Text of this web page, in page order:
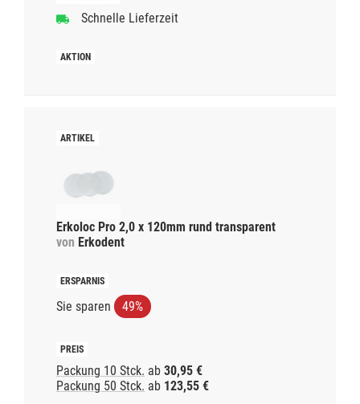
Schnelle Lieferzeit
Erkoloc Pro 2,0 x 120mm rund transparent
von Erkodent
Sie sparen 49%
Packung 10 Stck. ab 30,95 €
Packung 50 Stck. ab 123,55 €